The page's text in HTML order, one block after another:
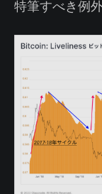
特筆すべき例外